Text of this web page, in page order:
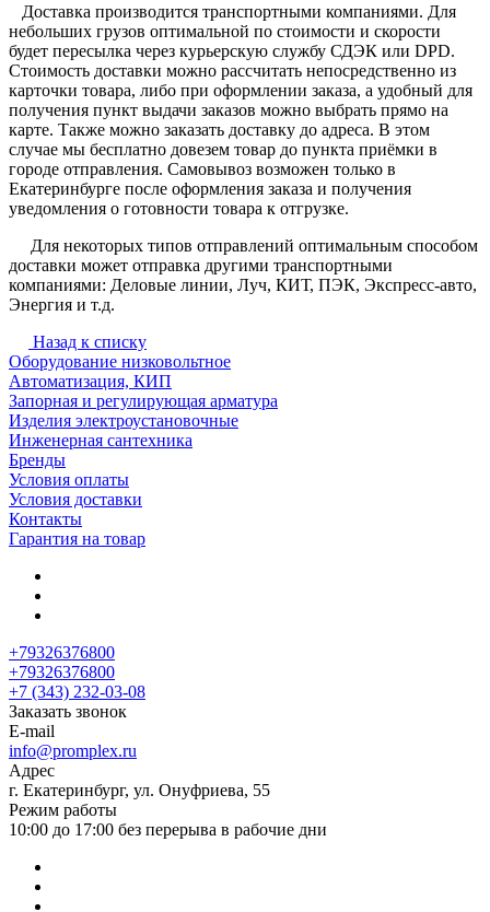
Доставка производится транспортными компаниями. Для
небольших грузов оптимальной по стоимости и скорости
будет пересылка через курьерскую службу СДЭК или DPD.
Стоимость доставки можно рассчитать непосредственно из
карточки товара, либо при оформлении заказа, а удобный для
получения пункт выдачи заказов можно выбрать прямо на
карте. Также можно заказать доставку до адреса. В этом
случае мы бесплатно довезем товар до пункта приёмки в
городе отправления. Самовывоз возможен только в
Екатеринбурге после оформления заказа и получения
уведомления о готовности товара к отгрузке.
Для некоторых типов отправлений оптимальным способом
доставки может отправка другими транспортными
компаниями: Деловые линии, Луч, КИТ, ПЭК, Экспресс-авто,
Энергия и т.д.
Назад к списку
Оборудование низковольтное
Автоматизация, КИП
Запорная и регулирующая арматура
Изделия электроустановочные
Инженерная сантехника
Бренды
Условия оплаты
Условия доставки
Контакты
Гарантия на товар
+79326376800
+79326376800
+7 (343) 232-03-08
Заказать звонок
E-mail
info@promplex.ru
Адрес
г. Екатеринбург, ул. Онуфриева, 55
Режим работы
10:00 до 17:00 без перерыва в рабочие дни